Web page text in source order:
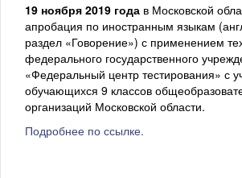
19 ноября 2019 года в Московской
апробация по иностранным языкам
раздел «Говорение») с применением
федерального государственного
«Федеральный центр тестирования» с
обучающихся 9 классов
организаций Московской области.
Подробнее по ссылке.